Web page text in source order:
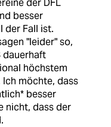
der DFL
besser
der Fall ist.
"leider" so,
dauerhaft
höchstem
Ich möchte, dass
besser
nicht, dass der